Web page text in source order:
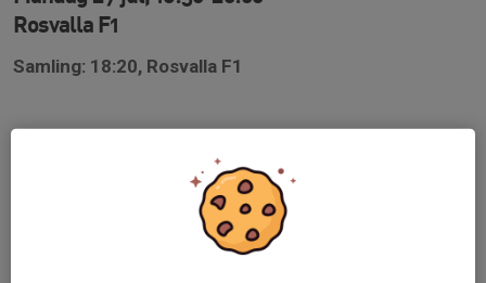
Rosvalla F1
Samling: 18:20, Rosvalla F1